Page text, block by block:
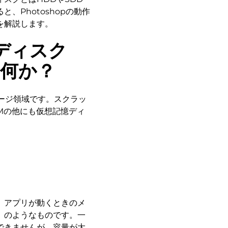
と、Photoshopの動作
説します。
ィスク
か？
領域です。スクラッ
他にも仮想記憶ディ
プリが動くときのメ
のようなものです。一